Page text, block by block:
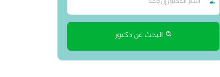
البحث عن دكتور